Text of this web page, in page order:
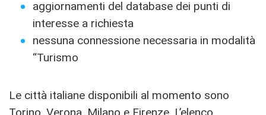
aggiornamenti del database dei punti di
interesse a richiesta
nessuna connessione necessaria in modalità
“Turismo
Le città italiane disponibili al momento sono
Torino, Verona, Milano e Firenze. L’elenco